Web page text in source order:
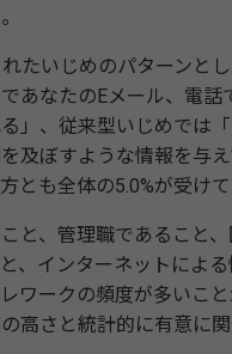
たいじめのパターンと
あなたのEメール、電話
」、従来型いじめでは
及ぼすような情報を与
とも全体の5.0%が受けて
と、管理職であること
、インターネットによ
ワークの頻度が多いこ
高さと統計的に有意に